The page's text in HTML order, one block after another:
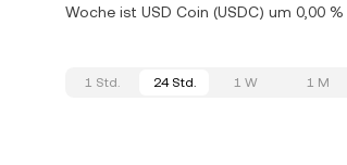
Woche ist USD Coin (USDC) um 0,00
1 Std. 24 Std. 1 W 1 M